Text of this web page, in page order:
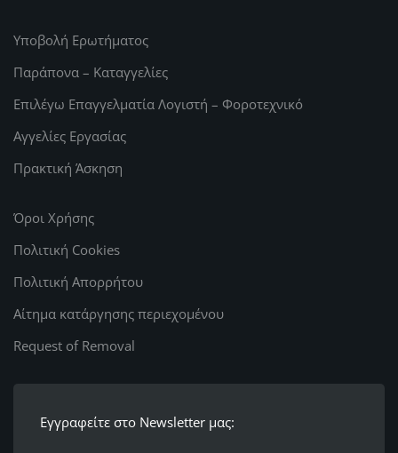
Υποβολή Ερωτήματος
Παράπονα – Καταγγελίες
Επιλέγω Επαγγελματία Λογιστή – Φοροτεχνικό
Αγγελίες Εργασίας
Πρακτική Άσκηση
Όροι Χρήσης
Πολιτική Cookies
Πολιτική Απορρήτου
Αίτημα κατάργησης περιεχομένου
Request of Removal
Εγγραφείτε στο Newsletter μας: